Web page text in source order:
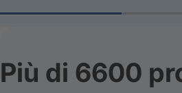
Più di 6600